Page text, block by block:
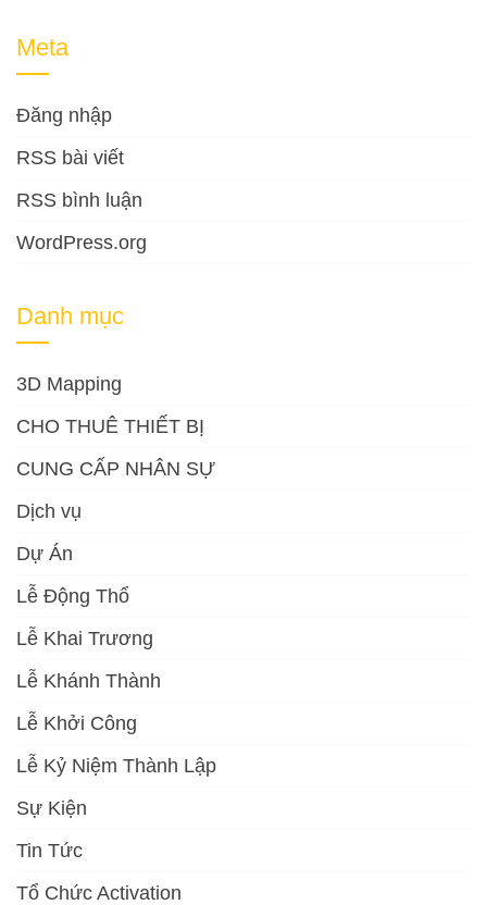
Meta
Đăng nhập
RSS bài viết
RSS bình luận
WordPress.org
Danh mục
3D Mapping
CHO THUÊ THIẾT BỊ
CUNG CẤP NHÂN SỰ
Dịch vụ
Dự Án
Lễ Động Thổ
Lễ Khai Trương
Lễ Khánh Thành
Lễ Khởi Công
Lễ Kỷ Niệm Thành Lập
Sự Kiện
Tin Tức
Tổ Chức Activation